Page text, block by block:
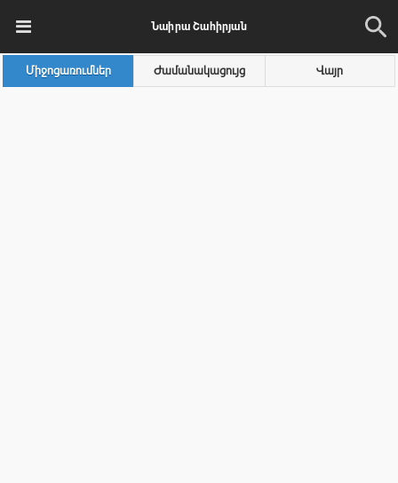
Նաիրա Շահիրյան
Միջոցառումներ Ժամանակացույց Վայր